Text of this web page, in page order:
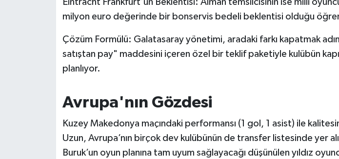
milyon euro değerinde bir bonservis bedeli beklentisi olduğu
Çözüm Formülü: Galatasaray yönetimi, aradaki farkı kapatmak
satıştan pay" maddesini içeren özel bir teklif paketiyle kulübün
planlıyor.
Avrupa'nın Gözdesi
Kuzey Makedonya maçındaki performansı (1 gol, 1 asist) ile
Uzun, Avrupa’nın birçok dev kulübünün de transfer listesinde yer
Buruk’un oyun planına tam uyum sağlayacağı düşünülen yıldız
SEYAHAT
SÜRMANŞET
TARİHTE BUGÜN